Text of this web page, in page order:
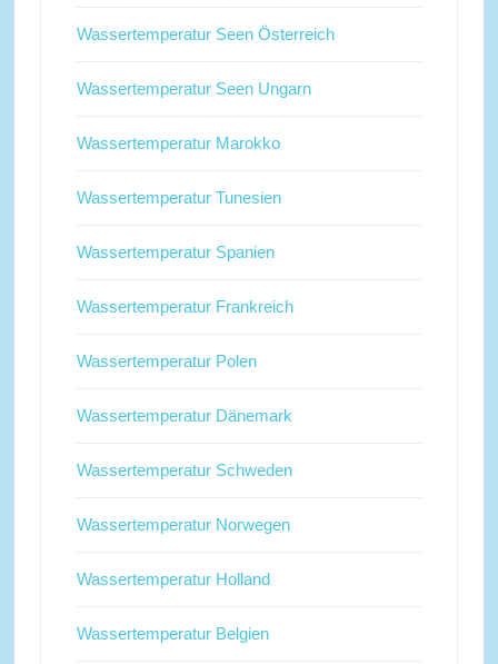
Wassertemperatur Seen Österreich
Wassertemperatur Seen Ungarn
Wassertemperatur Marokko
Wassertemperatur Tunesien
Wassertemperatur Spanien
Wassertemperatur Frankreich
Wassertemperatur Polen
Wassertemperatur Dänemark
Wassertemperatur Schweden
Wassertemperatur Norwegen
Wassertemperatur Holland
Wassertemperatur Belgien